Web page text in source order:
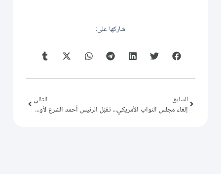
شاركها على:
السابق
إلغاء مجلس النواب الأمريكي قانون قيصر
التالي
تقبّل الرئيس أحمد الشرع لأوراق اعتماد سفراء الإمارات ولبنان وقطر